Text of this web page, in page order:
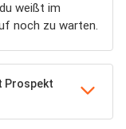
weißt im
noch zu warten.
Prospekt